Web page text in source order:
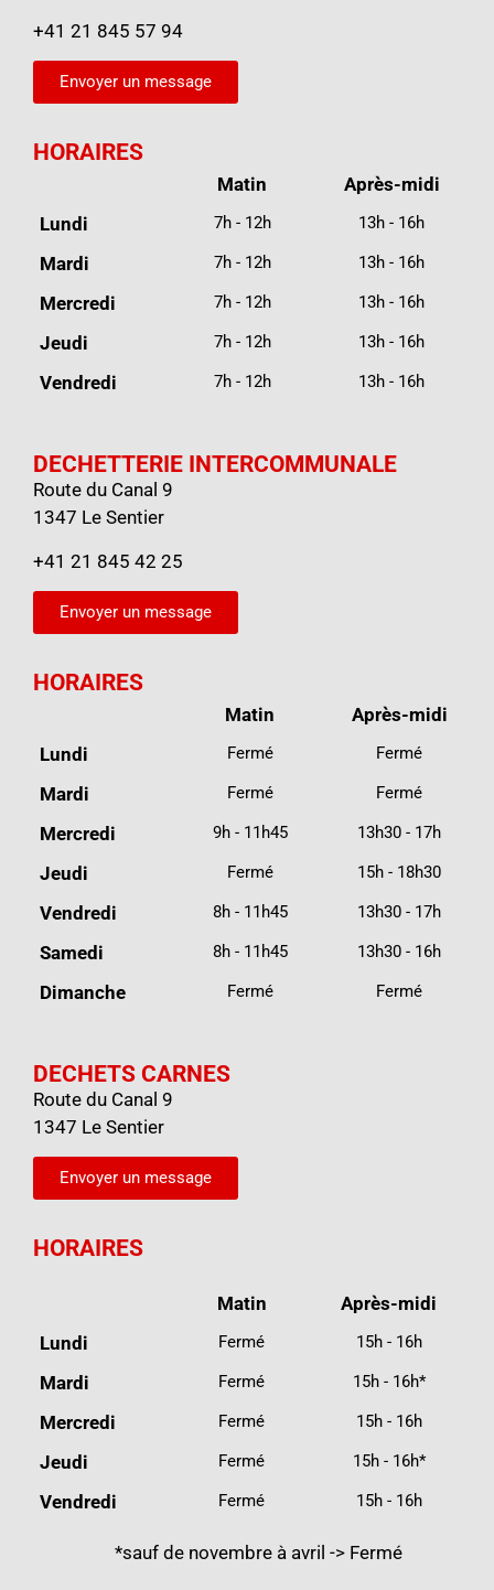
+41 21 845 57 94
Envoyer un message
HORAIRES
Matin
Après-midi
Lundi
7h - 12h 13h - 16h
Mardi 7h - 12h 13h - 16h
Mercredi 7h - 12h 13h - 16h
Jeudi 7h - 12h 13h - 16h
Vendredi 7h - 12h 13h - 16h
DECHETTERIE INTERCOMMUNALE
Route du Canal 9
1347 Le Sentier
+41 21 845 42 25
Envoyer un message
HORAIRES
Matin
Après-midi
Lundi
Fermé Fermé
Mardi Fermé Fermé
Mercredi 9h - 11h45 13h30 - 17h
Jeudi Fermé 15h - 18h30
Vendredi 8h - 11h45 13h30 - 17h
Samedi 8h - 11h45 13h30 - 16h
Dimanche Fermé Fermé
DECHETS CARNES
Route du Canal 9
1347 Le Sentier
Envoyer un message
HORAIRES
Matin
Après-midi
Lundi
Fermé 15h - 16h
Mardi Fermé 15h - 16h*
Mercredi Fermé 15h - 16h
Jeudi Fermé 15h - 16h*
Vendredi Fermé 15h - 16h
*sauf de novembre à avril -> Fermé